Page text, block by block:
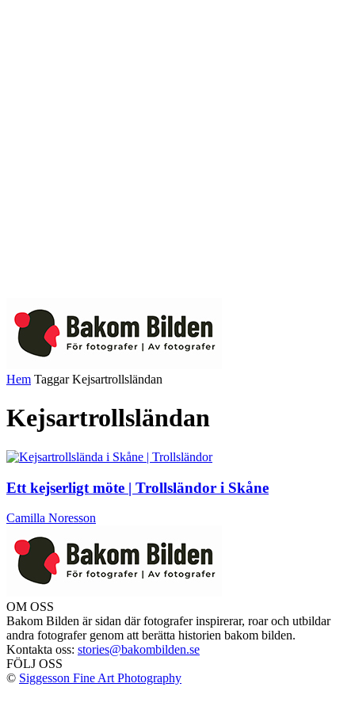
Hem Taggar Kejsartrollsländan
Kejsartrollsländan
Ett kejserligt möte | Trollsländor i Skåne
Camilla Noresson
OM OSS
Bakom Bilden är sidan där fotografer inspirerar, roar och utbildar
andra fotografer genom att berätta historien bakom bilden.
Kontakta oss: stories@bakombilden.se
FÖLJ OSS
© Siggesson Fine Art Photography